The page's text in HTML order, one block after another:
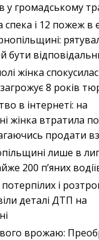
у громадському
спека і 12 пожеж в
бути
жінка
8 років
в інтернеті: на
жінка втратила
продати
лише в
200 п’яних
і
деталі ДТП на
врожаю: